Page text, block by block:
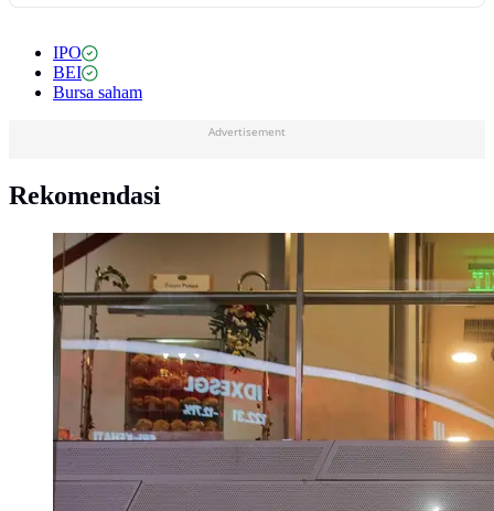
IPO
BEI
Bursa saham
Advertisement
Rekomendasi